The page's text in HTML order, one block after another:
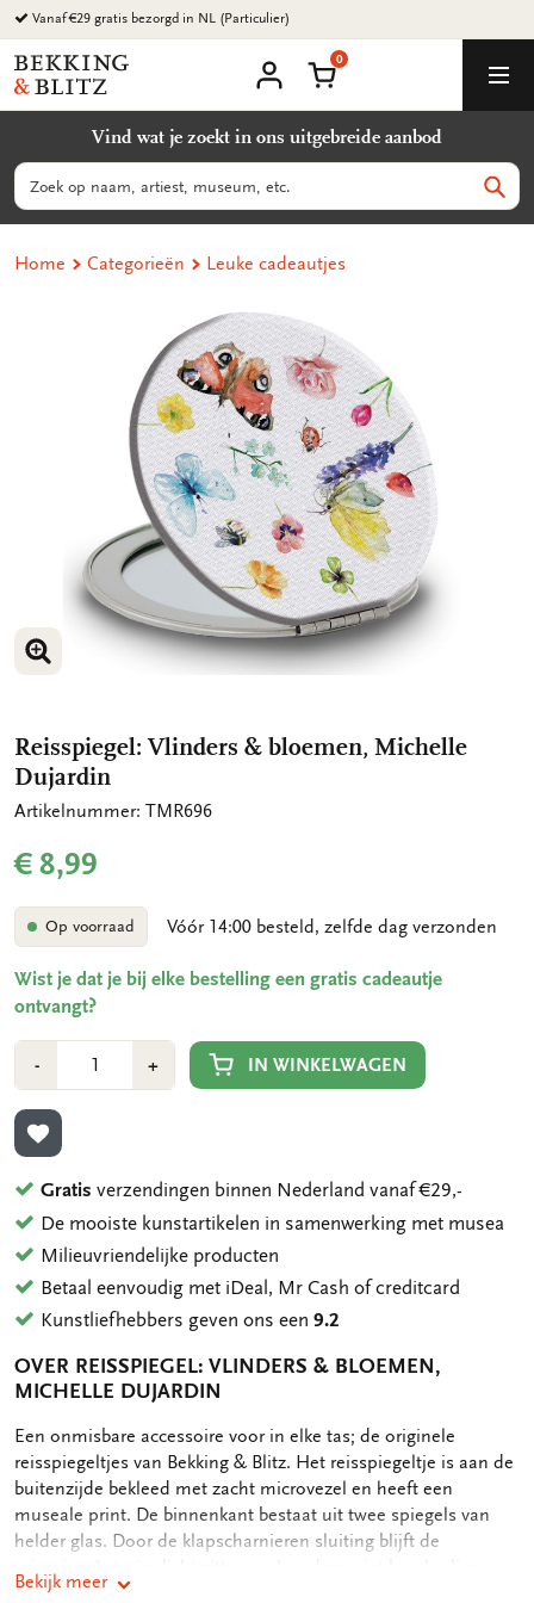
Ga
naar
content
Vanaf €29 gratis bezorgd in NL (Particulier)
Bekking
&
B.V.
account
Winkelmand
0
Vind wat je zoekt in ons uitgebreide aanbod
Zoeken
Home Categorieën Leuke cadeautjes
VERGROOT AFBEELDING
Reisspiegel: Vlinders & bloemen, Michelle
Dujardin
Artikelnummer: TMR696
€ 8,99
Op voorraad Vóór 14:00 besteld, zelfde dag verzonden
Wist je dat je bij elke bestelling een gratis cadeautje
ontvangt?
-Min
1
+Plus
1
IN WINKELWAGEN
TOEVOEGEN AAN VERLANGLIJST
Gratis verzendingen binnen Nederland vanaf €29,-
De mooiste kunstartikelen in samenwerking met musea
Milieuvriendelijke producten
Betaal eenvoudig met iDeal, Mr Cash of creditcard
Kunstliefhebbers geven ons een9.2
OVER REISSPIEGEL: VLINDERS & BLOEMEN,
MICHELLE DUJARDIN
OMSCHRIJVING
Een onmisbare accessoire voor in elke tas; de originele
reisspiegeltjes van Bekking & Blitz. Het reisspiegeltje is aan de
buitenzijde bekleed met zacht microvezel en heeft een
museale print. De binnenkant bestaat uit twee spiegels van
helder glas. Door de klapscharnieren sluiting blijft de
Doorsnede 6,5 cm - Dikte 0,9 cm - Buitenzijde full color
Bekijk meer